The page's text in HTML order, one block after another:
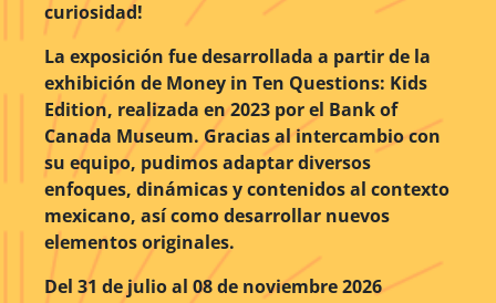
curiosidad!
La exposición fue desarrollada a partir de la
exhibición de Money in Ten Questions: Kids
Edition, realizada en 2023 por el Bank of
Canada Museum. Gracias al intercambio con
su equipo, pudimos adaptar diversos
enfoques, dinámicas y contenidos al contexto
mexicano, así como desarrollar nuevos
elementos originales.
Del 31 de julio al 08 de noviembre 2026